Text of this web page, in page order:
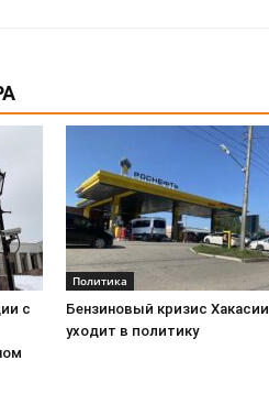
с
Политика
Бензиновый кризис Хакасии
уходит в политику